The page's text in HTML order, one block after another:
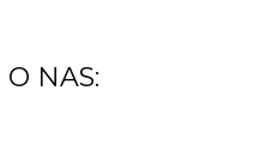
O NAS: